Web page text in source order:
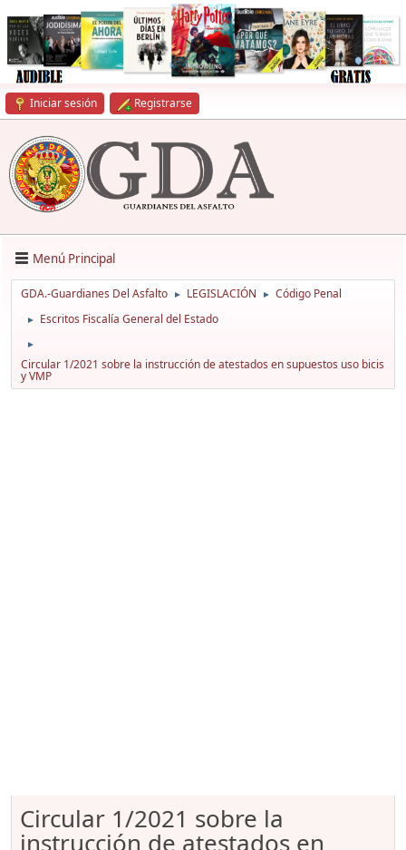
Iniciar sesión Registrarse
Menú Principal
GDA.-Guardianes Del Asfalto ► LEGISLACIÓN ► Código Penal
► Escritos Fiscalía General del Estado
►
Circular 1/2021 sobre la instrucción de atestados en supuestos uso bicis
y VMP
Circular 1/2021 sobre la
instrucción de atestados en